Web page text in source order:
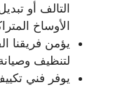
التالف أو
الأوساخ
يؤمن فريقنا
لتنظيف
يوفر فني